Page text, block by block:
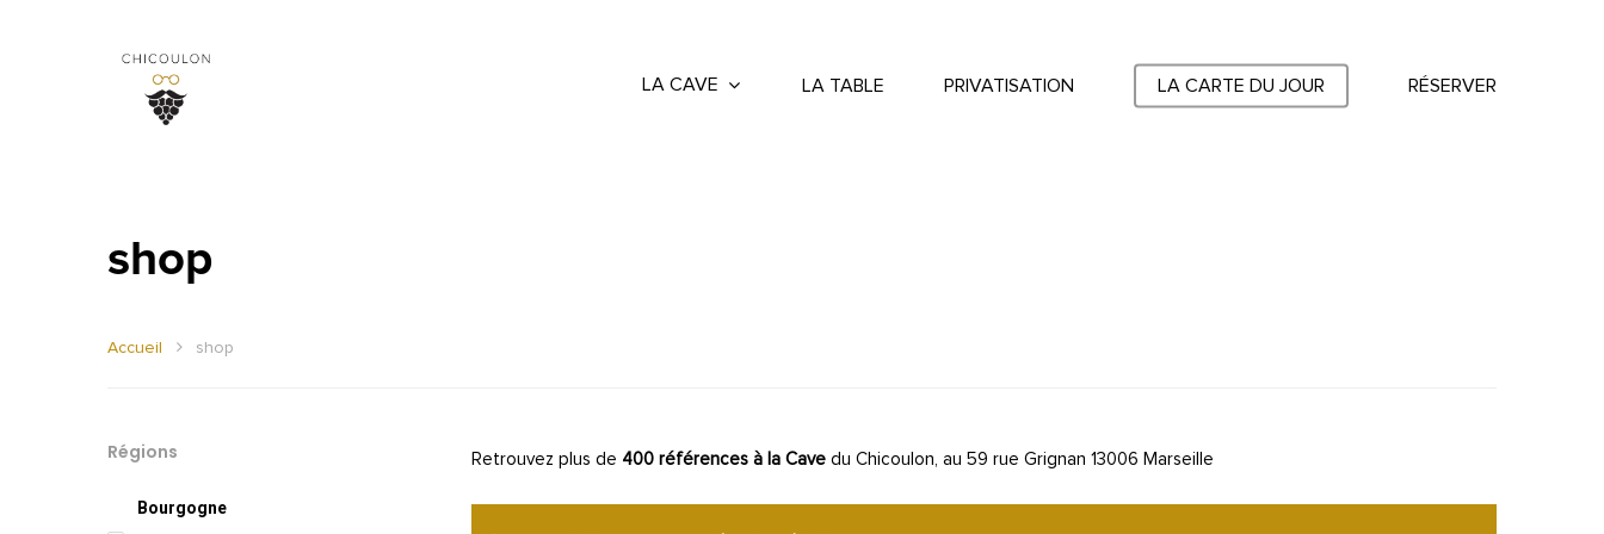
LA CAVE LA TABLE PRIVATISATION LA CARTE DU JOUR RÉSERVER
shop
Accueil shop
Régions
Bourgogne
Retrouvez plus de 400 références à la Cave du Chicoulon, au 59 rue Grignan 13006 Marseille